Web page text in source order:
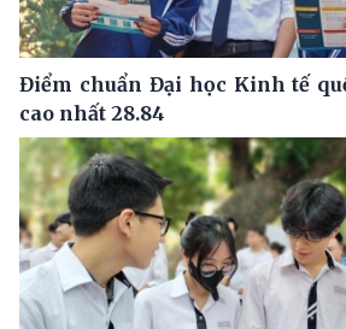
Điểm chuẩn Đại học Kinh tế
cao nhất 28.84